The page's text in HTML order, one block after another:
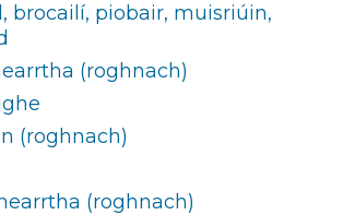
brocailí, piobair, muisriúin,
(roghnach)
(roghnach)
(roghnach)